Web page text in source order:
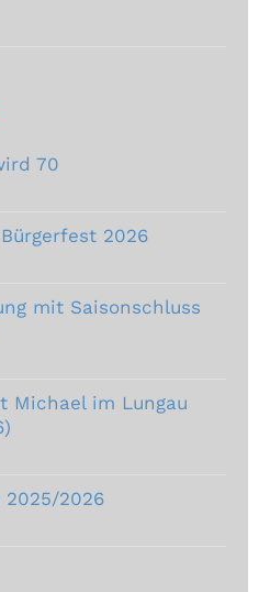
70
2026
mit Saisonschluss
Michael im Lungau
2025/2026